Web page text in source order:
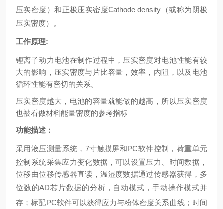
压实密度）和正极压实密度Cathode density （或称为阴极
压实密度）。
工作原理:
锂离子动力电池在制作过程中，压实密度对电池性能有较
大的影响，压实密度与片比容量，效率，内阻，以及电池
循环性能有密切的关系。
压实密度越大，电池的容量就能做的越高，所以压实密度
也被看做材料能量密度的参考指标
功能描述：
采用液压测量系统， 7寸触摸屏和PC软件控制，荷重单元
控制系统采集应力变化数据，可以设置压力、时间数据，
位移由位移传感器直读，温湿度数据通过传感器获得，多
位数的AD芯片数据的分析，自动模式，手动操作模式并
存；标配PC软件可以获得应力与粉体密度关系曲线；时间